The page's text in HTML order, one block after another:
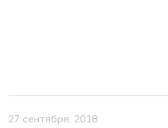
27 сентября, 2018